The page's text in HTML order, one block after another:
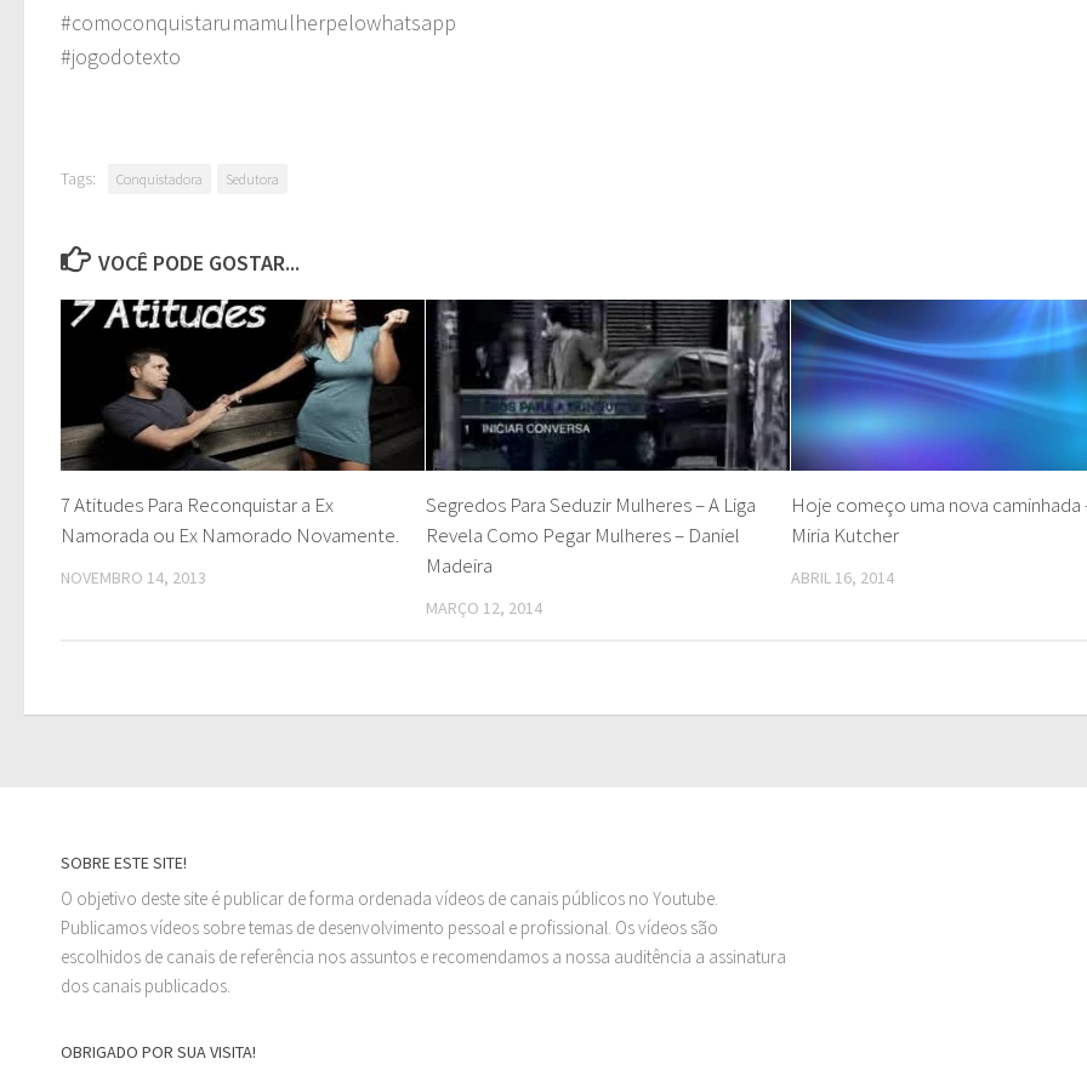
#comoconquistarumamulherpelowhatsapp
#jogodotexto
Tags: Conquistadora Sedutora
VOCÊ PODE GOSTAR...
7 Atitudes Para Reconquistar a Ex
Namorada ou Ex Namorado Novamente.
NOVEMBRO 14, 2013
Segredos Para Seduzir Mulheres – A Liga
Revela Como Pegar Mulheres – Daniel
Madeira
MARÇO 12, 2014
Hoje começo uma nova caminhada
Miria Kutcher
ABRIL 16, 2014
SOBRE ESTE SITE!
O objetivo deste site é publicar de forma ordenada vídeos de canais públicos no Youtube.
Publicamos vídeos sobre temas de desenvolvimento pessoal e profissional. Os vídeos são
escolhidos de canais de referência nos assuntos e recomendamos a nossa auditência a assinatura
dos canais publicados.
OBRIGADO POR SUA VISITA!